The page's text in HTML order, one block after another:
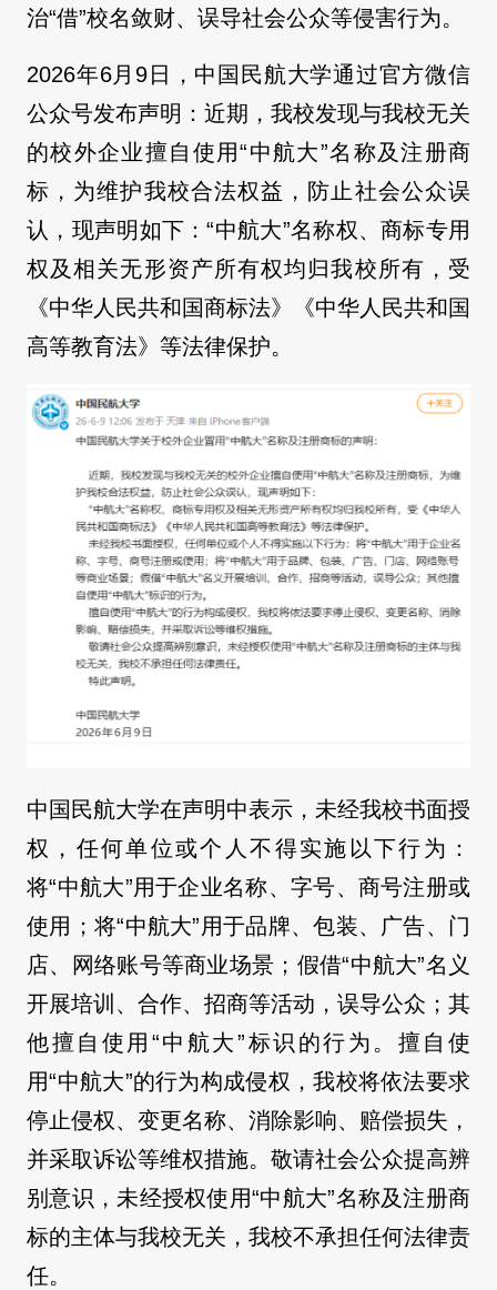
治“借”校名敛财、误导社会公众等侵害行为。
2026年6月9日，中国民航大学通过官方微信
公众号发布声明：近期，我校发现与我校无关
的校外企业擅自使用“中航大”名称及注册商
标，为维护我校合法权益，防止社会公众误
认，现声明如下：“中航大”名称权、商标专用
权及相关无形资产所有权均归我校所有，受
《中华人民共和国商标法》《中华人民共和国
高等教育法》等法律保护。
中国民航大学在声明中表示，未经我校书面授
权，任何单位或个人不得实施以下行为：
将“中航大”用于企业名称、字号、商号注册或
使用；将“中航大”用于品牌、包装、广告、门
店、网络账号等商业场景；假借“中航大”名义
开展培训、合作、招商等活动，误导公众；其
他擅自使用“中航大”标识的行为。擅自使
用“中航大”的行为构成侵权，我校将依法要求
停止侵权、变更名称、消除影响、赔偿损失，
并采取诉讼等维权措施。敬请社会公众提高辨
别意识，未经授权使用“中航大”名称及注册商
标的主体与我校无关，我校不承担任何法律责
任。